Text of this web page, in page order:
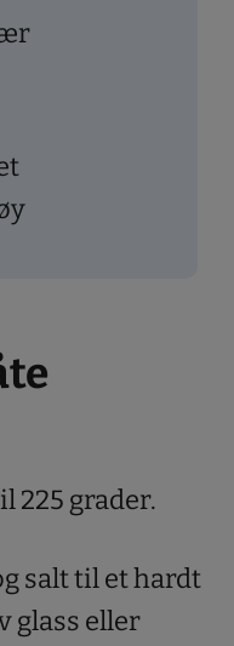
225 grader.
salt til et hardt
glass eller